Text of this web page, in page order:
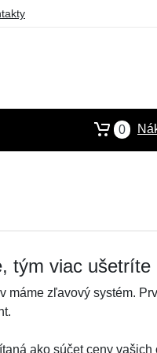
0
tým viac ušetríte
máme zľavový systém.
ako súčet ceny